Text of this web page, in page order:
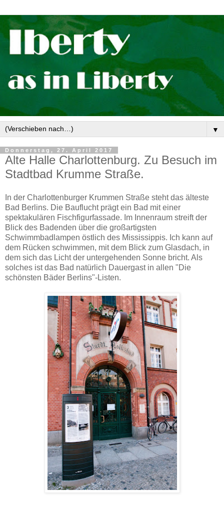
▼
Donnerstag, 27. April 2017
Alte Halle Charlottenburg. Zu Besuch im
Stadtbad Krumme Straße.
In der Charlottenburger Krummen Straße steht das älteste
Bad Berlins. Die Bauflucht prägt ein Bad mit einer
spektakulären Fischfigurfassade. Im Innenraum streift der
Blick des Badenden über die großartigsten
Schwimmbadlampen östlich des Mississippis. Ich kann auf
dem Rücken schwimmen, mit dem Blick zum Glasdach, in
dem sich das Licht der untergehenden Sonne bricht. Als
solches ist das Bad natürlich Dauergast in allen "Die
schönsten Bäder Berlins"-Listen.